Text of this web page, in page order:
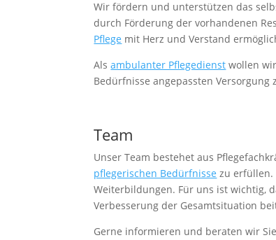
Wir fördern und unterstützen das
durch Förderung der vorhandenen
Pflege mit Herz und Verstand
Alsambulanter Pflegedienst wollen
Bedürfnisse angepassten
Team
Unser Team bestehet aus
pflegerischen Bedürfnisse zu erfüllen.
Weiterbildungen. Für uns ist wichtig,
Verbesserung der Gesamtsituation
Gerne informieren und beraten wir